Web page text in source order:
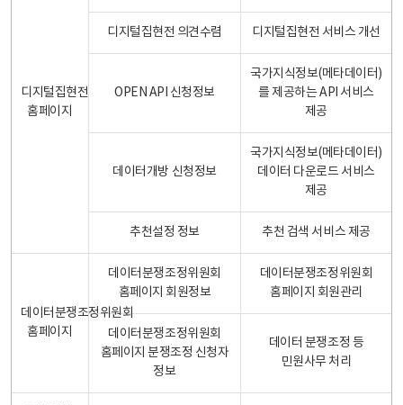
디지털집현전
홈페이지
디지털집현전 의견수렴 디지털집현전 서비스 개선
OPEN API 신청정보
국가지식정보(메타데이터)
를 제공하는 API 서비스
제공
데이터개방 신청정보
국가지식정보(메타데이터)
데이터 다운로드 서비스
제공
추천설정 정보 추천 검색 서비스 제공
데이터분쟁조정위원회
홈페이지
데이터분쟁조정위원회
홈페이지 회원정보
데이터분쟁조정위원회
홈페이지 회원관리
데이터분쟁조정위원회
홈페이지 분쟁조정 신청자
정보
데이터 분쟁조정 등
민원사무 처리